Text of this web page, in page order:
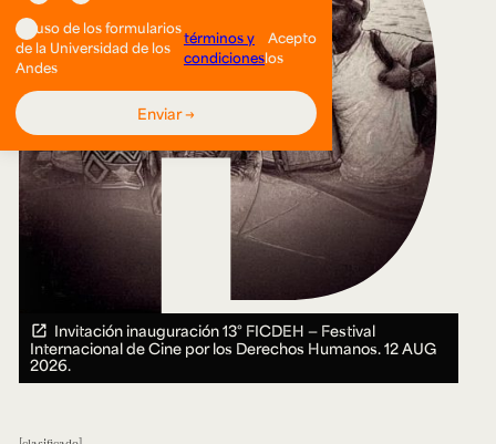
Invitación inauguración 13° FICDEH — Festival
Internacional de Cine por los Derechos Humanos.12 AUG
2026.